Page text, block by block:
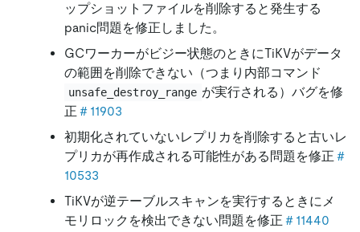
ップショットファイルを削除すると発生する
panic問題を修正しました。
GCワーカーがビジー状態のときにTiKVがデータ
の範囲を削除できない（つまり内部コマンド
unsafe_destroy_range が実行される）バグを修
正 ＃11903
初期化されていないレプリカを削除すると古いレ
プリカが再作成される可能性がある問題を修正 ＃
10533
TiKVが逆テーブルスキャンを実行するときにメ
モリロックを検出できない問題を修正 ＃11440